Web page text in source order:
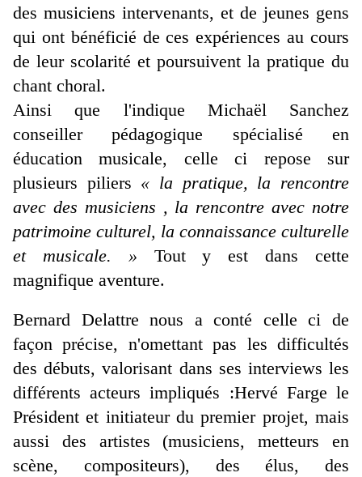
des musiciens intervenants, et de jeunes gens
qui ont bénéficié de ces expériences au cours
de leur scolarité et poursuivent la pratique du
chant choral.
Ainsi que l'indique Michaël Sanchez
conseiller pédagogique spécialisé en
éducation musicale, celle ci repose sur
plusieurs piliers « la pratique, la rencontre
avec des musiciens , la rencontre avec notre
patrimoine culturel, la connaissance culturelle
et musicale. » Tout y est dans cette
magnifique aventure.
Bernard Delattre nous a conté celle ci de
façon précise, n'omettant pas les difficultés
des débuts, valorisant dans ses interviews les
différents acteurs impliqués :Hervé Farge le
Président et initiateur du premier projet, mais
aussi des artistes (musiciens, metteurs en
scène, compositeurs), des élus, des